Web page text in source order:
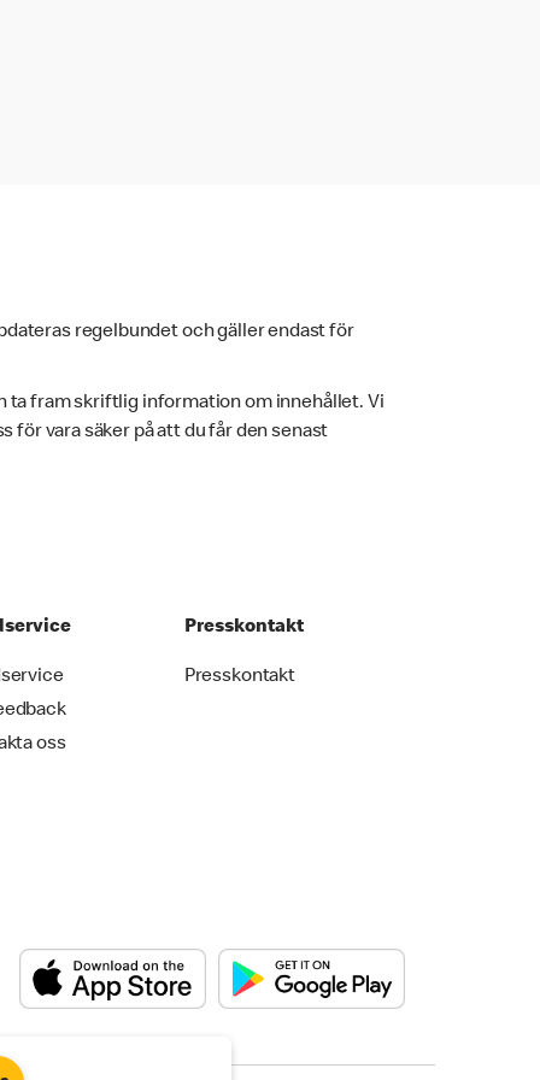
regelbundet och gäller endast för
ta fram skriftlig information om innehållet. Vi
för vara säker på att du får den senast
oss
Presskontakt
Presskontakt